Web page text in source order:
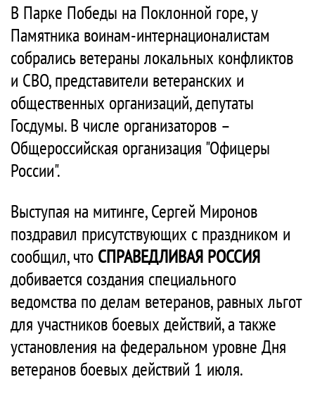
В Парке Победы на Поклонной горе, у
Памятника воинам-интернационалистам
собрались ветераны локальных конфликтов
и СВО, представители ветеранских и
общественных организаций, депутаты
Госдумы. В числе организаторов –
Общероссийская организация "Офицеры
России".
Выступая на митинге, Сергей Миронов
поздравил присутствующих с праздником и
сообщил, что СПРАВЕДЛИВАЯ РОССИЯ
добивается создания специального
ведомства по делам ветеранов, равных льгот
для участников боевых действий, а также
установления на федеральном уровне Дня
ветеранов боевых действий 1 июля.